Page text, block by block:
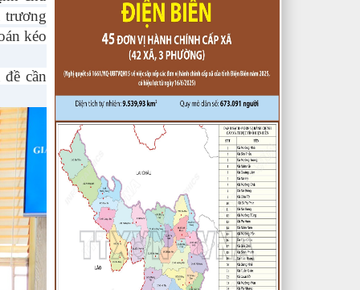
trương
kéo
cần
lượt xem: 3387 | lượt tải:597
230/CTr-TT HĐND
Chương trình công tác tháng
lượt xem: 3380 | lượt tải:461
1/NQ-TTHĐND
Nghị quyết V/v: Điều chỉnh cục bộ
quy hoạch chi tiết xây dựng tỷ lệ
1/500 Khu trung tâm thị trấn Tuần
Giáo huyện Tuần Giáo tỉnh Điện Biên
( Khu dân cư số 1 Thị trấn Tuần
Giáo; Khu dân cư số 2 Thị trấn Tuần
Giáo; Khu dân cư mới số 3
lượt xem: 2803 | lượt tải:1457
2/CV-BDT
Đề xuất chuyên đề giám sát năm